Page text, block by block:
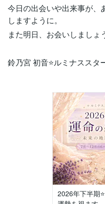
今日の出会いや出来事が、
しますように。
また明日、お会いしましょ
鈴乃宮 初音⭐️ルミナススタ
2026年下半期